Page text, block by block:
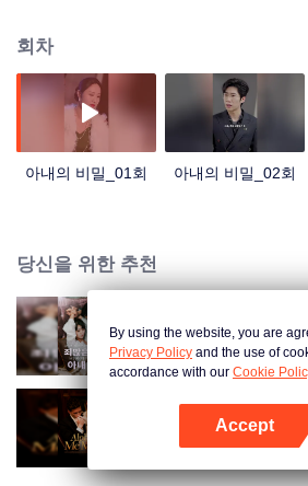
회차
아내의 비밀_01회 아내의 비밀_02회
당신을 위한 추천
고 씨 도련님의 죄
그대여, 나만 편애
By using the website, you are
Privacy Policy and the use of
accordance with our Cookie
Accept